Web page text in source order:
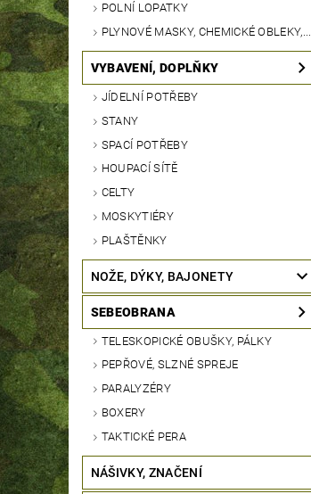
POLNÍ LOPATKY
PLYNOVÉ MASKY, CHEMICKÉ OBLEKY,...
VYBAVENÍ, DOPLŇKY
JÍDELNÍ POTŘEBY
STANY
SPACÍ POTŘEBY
HOUPACÍ SÍTĚ
CELTY
MOSKYTIÉRY
PLAŠTĚNKY
NOŽE, DÝKY, BAJONETY
SEBEOBRANA
TELESKOPICKÉ OBUŠKY, PÁLKY
PEPŘOVÉ, SLZNÉ SPREJE
PARALYZÉRY
BOXERY
TAKTICKÉ PERA
NÁŠIVKY, ZNAČENÍ